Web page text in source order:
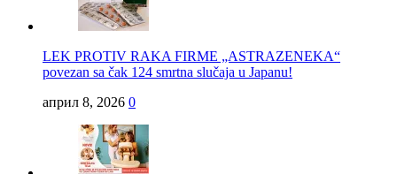
LEK PROTIV RAKA FIRME „ASTRAZENEKA“
povezan sa čak 124 smrtna slučaja u Japanu!
април 8, 2026 0